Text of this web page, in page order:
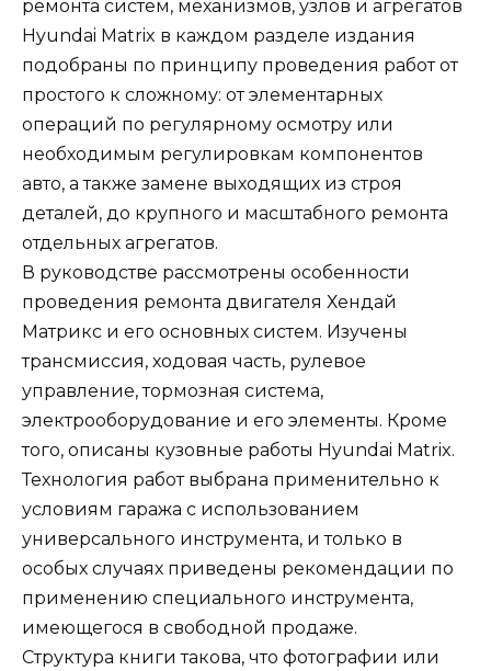
ремонта систем, механизмов, узлов и агрегатов
Hyundai Matrix в каждом разделе издания
подобраны по принципу проведения работ от
простого к сложному: от элементарных
операций по регулярному осмотру или
необходимым регулировкам компонентов
авто, а также замене выходящих из строя
деталей, до крупного и масштабного ремонта
отдельных агрегатов.
В руководстве рассмотрены особенности
проведения ремонта двигателя Хендай
Матрикс и его основных систем. Изучены
трансмиссия, ходовая часть, рулевое
управление, тормозная система,
электрооборудование и его элементы. Кроме
того, описаны кузовные работы Hyundai Matrix.
Технология работ выбрана применительно к
условиям гаража с использованием
универсального инструмента, и только в
особых случаях приведены рекомендации по
применению специального инструмента,
имеющегося в свободной продаже.
Структура книги такова, что фотографии или